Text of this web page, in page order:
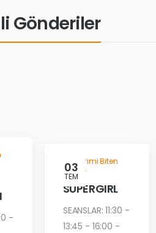
Gönderiler
-
03
TEM
Gösterimi Biten
Filmler
SUPERGIRL
SEANSLAR: 11:30 -
13:45 - 16:00 -